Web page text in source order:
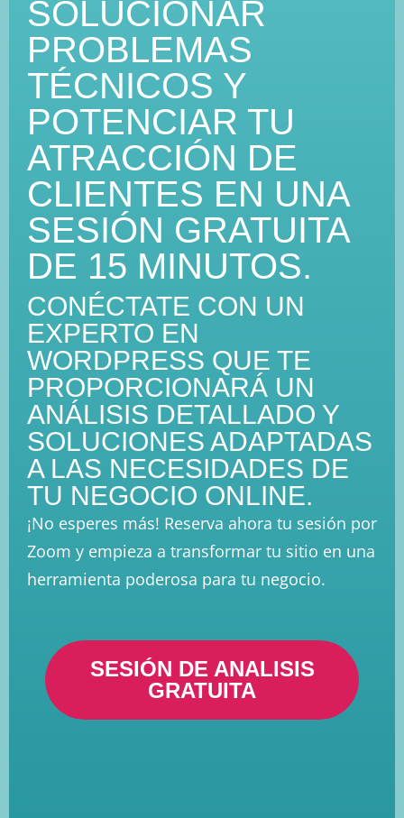
SOLUCIONAR
PROBLEMAS
TÉCNICOS Y
POTENCIAR TU
ATRACCIÓN DE
CLIENTES EN UNA
SESIÓN GRATUITA
DE 15 MINUTOS.
CONÉCTATE CON UN
EXPERTO EN
WORDPRESS QUE TE
PROPORCIONARÁ UN
ANÁLISIS DETALLADO Y
SOLUCIONES ADAPTADAS
A LAS NECESIDADES DE
TU NEGOCIO ONLINE.
¡No esperes más! Reserva ahora tu sesión por
Zoom y empieza a transformar tu sitio en una
herramienta poderosa para tu negocio.
SESIÓN DE ANALISIS
GRATUITA